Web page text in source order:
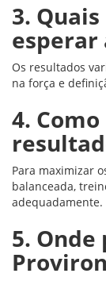
3.
esperar
Os resultados
na força e
4.
Para maximizar
balanceada,
adequadamente.
5. Onde